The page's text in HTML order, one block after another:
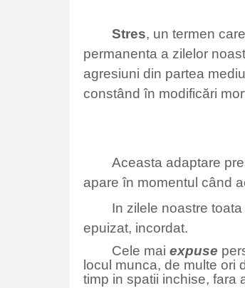
Stres, un termen
permanenta a zilelor
agresiuni din partea
constând în modificări
Aceasta adaptare
apare în momentul când
In zilele noastre
epuizat, incordat.
Cele mai expuse
locul munca, de multe ori
timp in spatii inchise, fara